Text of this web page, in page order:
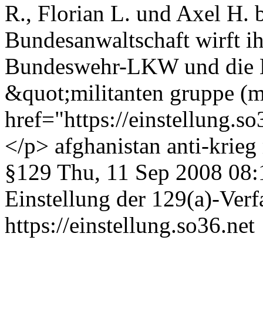
R., Florian L. und Axel H.
Bundesanwaltschaft wirft
Bundeswehr-LKW und
&quot;militanten gruppe
href="https://
</p> afghanistan anti-krieg
§129 Thu, 11 Sep 2008
Einstellung der 129(a)-
https://einstellung.so36.net